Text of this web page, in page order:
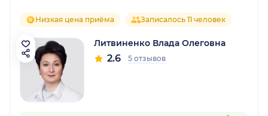
Низкая цена приёма Записалось 11 человек
Литвиненко Влада Олеговна
2.6 5 отзывов